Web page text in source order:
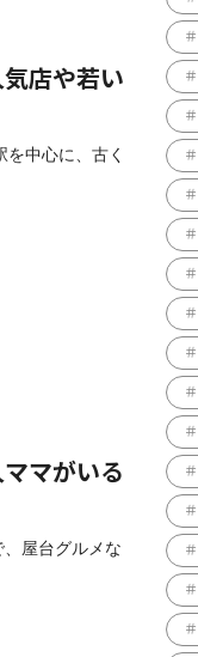
店や若い
中心に、古く
マがいる
屋台グルメな